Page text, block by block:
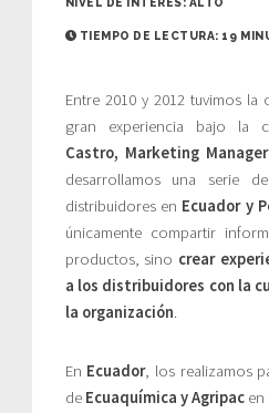
TIEMPO DE LECTURA: 19
Entre 2010 y 2012 tuvimos
gran experiencia bajo la
Castro, Marketing
desarrollamos una serie de
distribuidores en Ecuador y
únicamente compartir
productos, sino crear
a los distribuidores con la
la organización.
En Ecuador, los realizamos
de Ecuaquímica y Agripacen